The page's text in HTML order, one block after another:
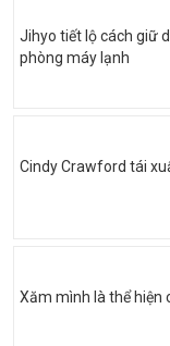
Jihyo tiết lộ cách giữ
phòng máy lạnh
Cindy Crawford tái
Xăm mình là thể hiện